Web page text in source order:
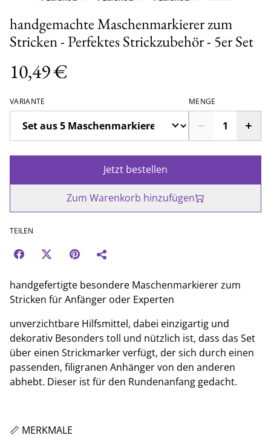
handgemachte Maschenmarkierer zum
Stricken - Perfektes Strickzubehör - 5er Set
10,49 €
VARIANTE MENGE
Jetzt bestellen
Zum Warenkorb hinzufügen
TEILEN
handgefertigte besondere Maschenmarkierer zum
Stricken für Anfänger oder Experten
unverzichtbare Hilfsmittel, dabei einzigartig und
dekorativ Besonders toll und nützlich ist, dass das Set
über einen Strickmarker verfügt, der sich durch einen
passenden, filigranen Anhänger von den anderen
abhebt. Dieser ist für den Rundenanfang gedacht.
📏 MERKMALE